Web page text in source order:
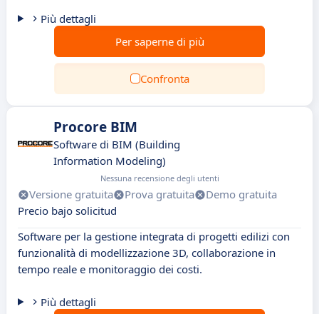
Più dettagli
Per saperne di più
Confronta
Procore BIM
Software di BIM (Building
Information Modeling)
Nessuna recensione degli utenti
Versione gratuita Prova gratuita
Demo gratuita
Precio bajo solicitud
Software per la gestione integrata di progetti edilizi con
funzionalità di modellizzazione 3D, collaborazione in
tempo reale e monitoraggio dei costi.
Più dettagli